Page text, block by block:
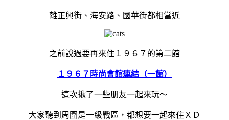
離正興街、海安路、國華街都相當近
之前說過要再來住１９６７的第二館
１９６７時尚會館連結（一館）
這次揪了一些朋友一起來玩～
大家聽到周圍是一級戰區，都想要一起來住ＸＤ